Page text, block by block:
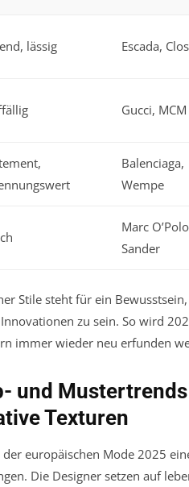
lässig Escada,
Gucci, MCM
Balenciaga,
Wempe
Marc
Sander
Stile steht für ein
zu sein. So wird
immer wieder neu erfunden
und
Texturen
europäischen Mode 2025
Die Designer setzen auf